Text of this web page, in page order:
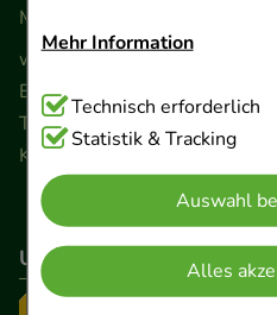
Mehr Information
Technisch Notwendig:
Cookies, die für die
Website notwendig sind
Warenkorb, Kundenkonto),
verzichtet werden kann.
Komfort:Diese Cookies
Technisch erforderlich
Statistik & Tracking
Auswahl
Alles
Montag - Freitag von 9.00 bis
www.ApoSalis.de· E-Mail:
Ernst-August-Platz 2 · 30159
Telefon 0511 89 71 80 0 ·
Kontaktformular
Unser Versanddienstleister